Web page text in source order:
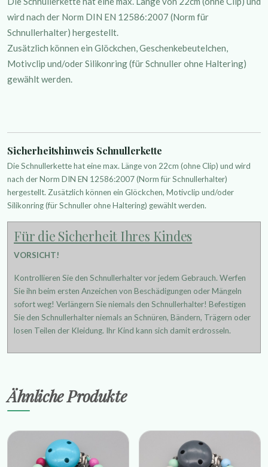
wird nach der Norm DIN EN 12586:2007 (Norm für
Schnullerhalter) hergestellt.
Zusätzlich können ein Glöckchen, Geschenkebeutelchen,
Motivclip und/oder Silikonring (für Schnuller ohne Haltering)
gewählt werden.
Sicherheitshinweis Schnullerkette
Die Schnullerkette hat eine max. Länge von 22cm (ohne Clip) und wird
nach der Norm DIN EN 12586:2007 (Norm für Schnullerhalter)
hergestellt. Zusätzlich können ein Glöckchen, Motivclip und/oder
Silikonring (für Schnuller ohne Haltering) gewählt werden.
Für die Sicherheit Ihres Kindes
VORSICHT!
Kontrollieren Sie den Schnullerhalter vor jedem Gebrauch. Werfen
Sie ihn beim ersten Anzeichen von Beschädigungen oder Mängeln
sofort weg! Verlängern Sie niemals den Schnullerhalter! Befestigen
Sie den Schnullerhalter niemals an Schnüren, Bändern, Trägern oder
losen Teilen der Kleidung. Ihr Kind kann sich damit erdrosseln.
Ähnliche Produkte